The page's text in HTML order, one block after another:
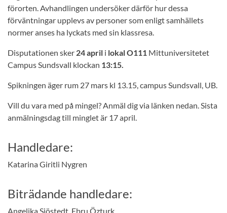
förorten. Avhandlingen undersöker därför hur dessa
förväntningar upplevs av personer som enligt samhällets
normer anses ha lyckats med sin klassresa.
Disputationen sker 24 april i lokal O111 Mittuniversitetet
Campus Sundsvall klockan 13:15.
Spikningen äger rum 27 mars kl 13.15, campus Sundsvall, UB.
Vill du vara med på mingel? Anmäl dig via länken nedan. Sista
anmälningsdag till minglet är 17 april.
Handledare:
Katarina Giritli Nygren
Biträdande handledare:
Angelika Sjöstedt, Ebru Özturk